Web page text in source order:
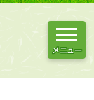
メニュー